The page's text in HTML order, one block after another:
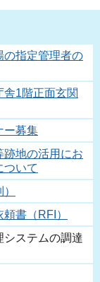
の指定管理者の
舎1階正面玄関
ー募集
跡地の活用にお
ついて
書（RFI）
システムの調達